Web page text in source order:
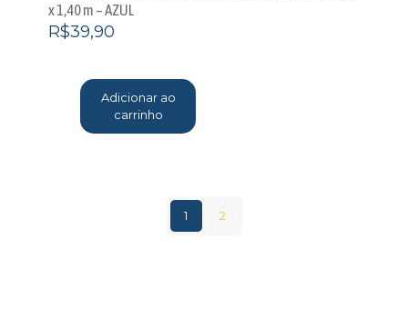
x 1,40 m – AZUL
R$39,90
Adicionar ao
carrinho
1 2